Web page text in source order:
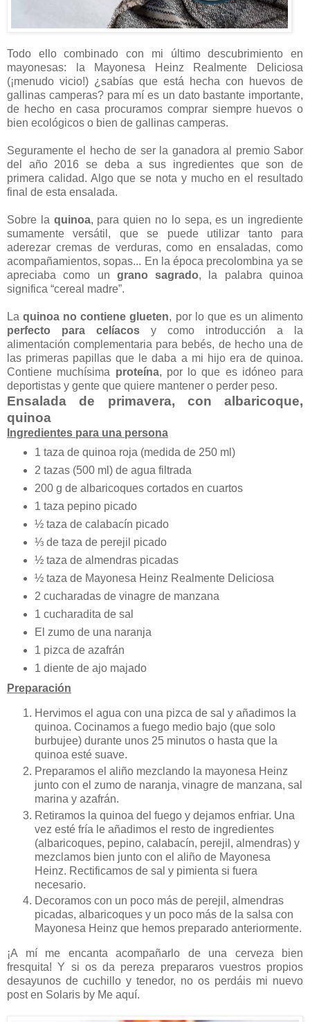
Todo ello combinado con mi último descubrimiento en
mayonesas: la Mayonesa Heinz Realmente Deliciosa
(¡menudo vicio!) ¿sabías que está hecha con huevos de
gallinas camperas? para mí es un dato bastante importante,
de hecho en casa procuramos comprar siempre huevos o
bien ecológicos o bien de gallinas camperas.
Seguramente el hecho de ser la ganadora al premio Sabor
del año 2016 se deba a sus ingredientes que son de
primera calidad. Algo que se nota y mucho en el resultado
final de esta ensalada.
Sobre la quinoa, para quien no lo sepa, es un ingrediente
sumamente versátil, que se puede utilizar tanto para
aderezar cremas de verduras, como en ensaladas, como
acompañamientos, sopas... En la época precolombina ya se
apreciaba como un grano sagrado, la palabra quinoa
significa “cereal madre”.
Laquinoa no contiene glueten, por lo que es un alimento
perfecto para celíacos y como introducción a la
alimentación complementaria para bebés, de hecho una de
las primeras papillas que le daba a mi hijo era de quinoa.
Contiene muchísima proteína, por lo que es idóneo para
deportistas y gente que quiere mantener o perder peso.
Ensalada de primavera, con albaricoque,
quinoa
Ingredientes para una persona
1 taza de quinoa roja (medida de 250 ml)
2 tazas (500 ml) de agua filtrada
200 g de albaricoques cortados en cuartos
1 taza pepino picado
½ taza de calabacín picado
⅓ de taza de perejil picado
½ taza de almendras picadas
½ taza de Mayonesa Heinz Realmente Deliciosa
2 cucharadas de vinagre de manzana
1 cucharadita de sal
El zumo de una naranja
1 pizca de azafrán
1 diente de ajo majado
Preparación
Hervimos el agua con una pizca de sal y añadimos la
quinoa. Cocinamos a fuego medio bajo (que solo
burbujee) durante unos 25 minutos o hasta que la
quinoa esté suave.
Preparamos el aliño mezclando la mayonesa Heinz
junto con el zumo de naranja, vinagre de manzana, sal
marina y azafrán.
Retiramos la quinoa del fuego y dejamos enfriar. Una
vez esté fría le añadimos el resto de ingredientes
(albaricoques, pepino, calabacín, perejil, almendras) y
mezclamos bien junto con el aliño de Mayonesa
Heinz. Rectificamos de sal y pimienta si fuera
necesario.
Decoramos con un poco más de perejil, almendras
picadas, albaricoques y un poco más de la salsa con
Mayonesa Heinz que hemos preparado anteriormente.
¡A mí me encanta acompañarlo de una cerveza bien
fresquita! Y si os da pereza prepararos vuestros propios
desayunos de cuchillo y tenedor, no os perdáis mi nuevo
post en Solaris by Me aquí.